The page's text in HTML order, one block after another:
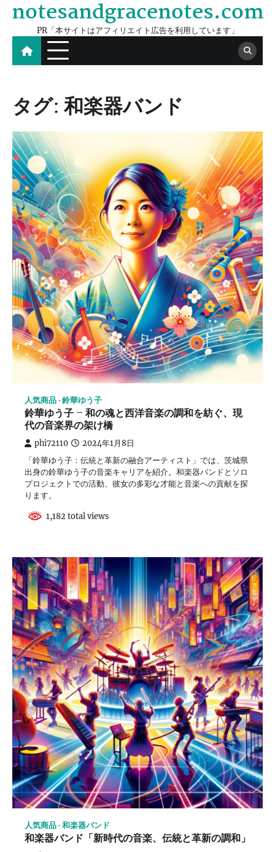
Skip
content
notesandgracenotes.com
PR「本サイトはアフィリエイト広告を利用しています」
タグ:和楽器バンド
人気商品 鈴華ゆう子
鈴華ゆう子 – 和の魂と西洋音楽の調和を紡ぐ、現
代の音楽界の架け橋
phi72110 2024年1月8日
「鈴華ゆう子：伝統と革新の融合アーティスト」では、茨城県
出身の鈴華ゆう子の音楽キャリアを紹介。和楽器バンドとソロ
プロジェクトでの活動、彼女の多彩な才能と音楽への貢献を探
ります。
1,182 total views
人気商品 和楽器バンド
和楽器バンド「新時代の音楽、伝統と革新の調和」